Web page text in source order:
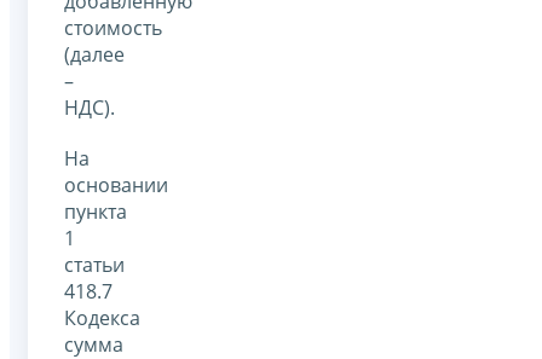
стоимость
(далее
–
НДС).
На
основании
пункта
1
статьи
418.7
Кодекса
сумма